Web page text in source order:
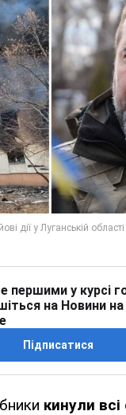
першими у курсі
на Новини на
Підписатися
кинули